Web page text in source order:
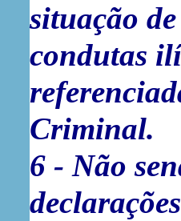
situação
condutas
Criminal.
6 - Não